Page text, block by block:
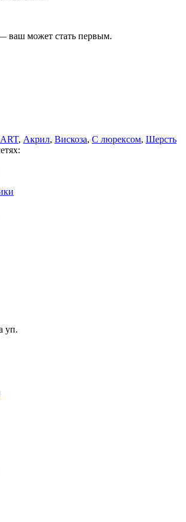
ваш может стать первым.
, Акрил, Вискоза, С люрексом, Шерсть
уп.